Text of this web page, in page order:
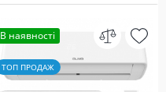
В наявності
ТОП ПРОДАЖ